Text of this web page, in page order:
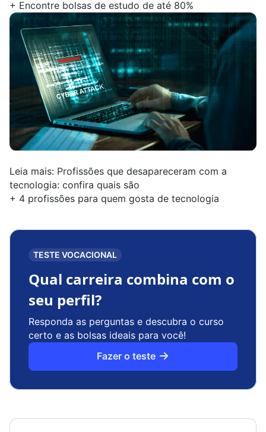
+ Encontre bolsas de estudo de até 80%
Leia mais: Profissões que desapareceram com a
tecnologia: confira quais são
+ 4 profissões para quem gosta de tecnologia
TESTE VOCACIONAL
Qual carreira combina com o
seu perfil?
Responda as perguntas e descubra o curso
certo e as bolsas ideais para você!
Fazer o teste